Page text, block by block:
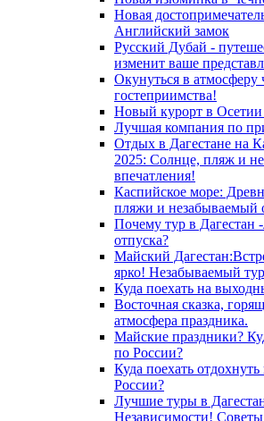
Новая
Английский замок
Русский Дубай -
изменит ваше
Окунуться в атмосферу
гостеприимства!
Новый курорт в
Лучшая компания по
Отдых в Дагестане на
2025: Солнце, пляж и
впечатления!
Каспийское море:
пляжи и незабываемый
Почему тур в Дагестан
отпуска?
Майский
ярко! Незабываемый
Куда поехать на
Восточная сказка,
атмосфера праздника.
Майские праздники?
по России?
Куда поехать
России?
Лучшие туры в
Независимости! Советы